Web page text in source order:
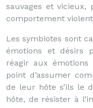
sauvages et vicieux,
comportement
Les symbiotes sont
émotions et désirs
réagir aux
point d’assumer
de leur hôte s’ils le
hôte, de résister à